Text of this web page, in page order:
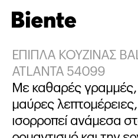
ΕΠΙΠΛΑ ΚΟΥΖΙΝΑΣ
ATLANTA 54099
Με καθαρές γραμμές,
μαύρες
ισορροπεί ανάμεσα